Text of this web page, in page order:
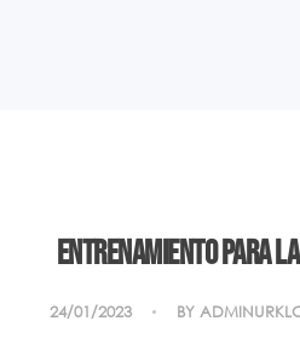
Entrenamiento para
24/01/2023 BY